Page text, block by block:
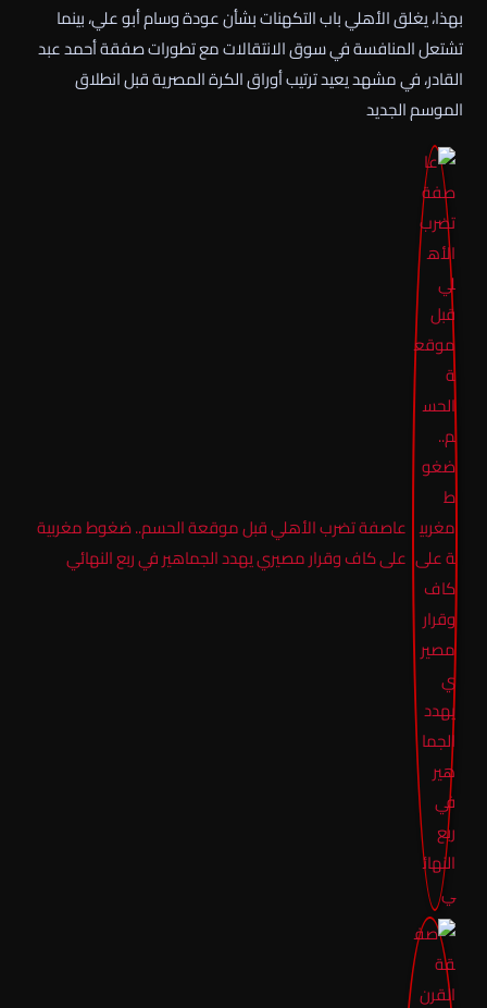
بهذا، يغلق الأهلي باب التكهنات بشأن عودة وسام أبو علي، بينما
تشتعل المنافسة في سوق الانتقالات مع تطورات صفقة أحمد عبد
القادر، في مشهد يعيد ترتيب أوراق الكرة المصرية قبل انطلاق
الموسم الجديد
عاصفة تضرب الأهلي قبل موقعة الحسم.. ضغوط مغربية
على كاف وقرار مصيري يهدد الجماهير في ربع النهائي